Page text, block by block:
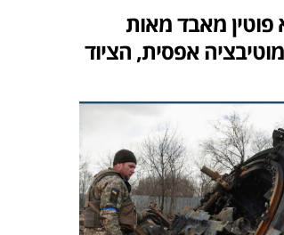
פוטין מאבד מאות
אפסית, הציוד